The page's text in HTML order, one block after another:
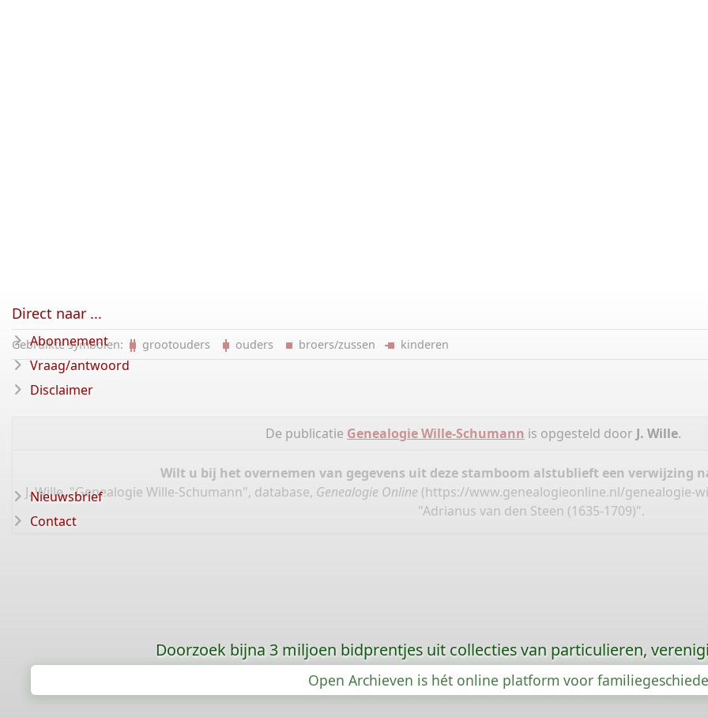
Gebruikte symbolen: grootouders ouders broers/zussen kinderen
De publicatie Genealogie Wille-Schumann is opgesteld door J. Wille.
Wilt u bij het overnemen van gegevens uit deze stamboom alstublieft een verwijzing
J. Wille, "Genealogie Wille-Schumann", database, Genealogie Online (https://www.genealogieonline.nl/genealogie-
"Adrianus van den Steen (1635-1709)".
Direct naar ...
Abonnement
Vraag/antwoord
Disclaimer
Nieuwsbrief
Contact
Doorzoek bijna 3 miljoen bidprentjes uit collecties van particulieren,
Open Archieven is hét online platform voor